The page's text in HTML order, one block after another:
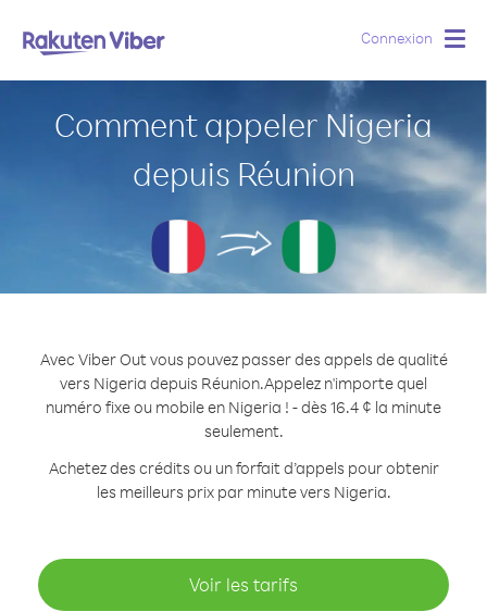
Connexion
Comment appeler Nigeria
depuis Réunion
Avec Viber Out vous pouvez passer des appels de qualité
vers Nigeria depuis Réunion.Appelez n'importe quel
numéro fixe ou mobile en Nigeria ! - dès 16.4 ¢ la minute
seulement.
Achetez des crédits ou un forfait d’appels pour obtenir
les meilleurs prix par minute vers Nigeria.
Voir les tarifs